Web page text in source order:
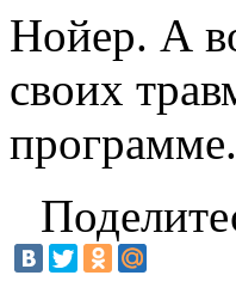
Нойер. А
своих
программе.